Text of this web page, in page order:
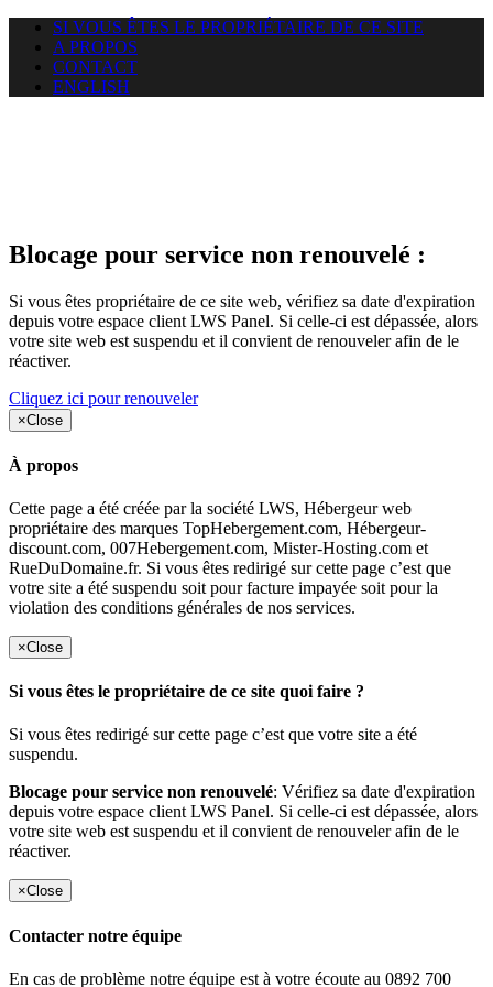
SI VOUS ÊTES LE PROPRIÉTAIRE DE CE SITE
A PROPOS
CONTACT
ENGLISH
Blocage pour service non renouvelé :
Si vous êtes propriétaire de ce site web, vérifiez sa date d'expiration
depuis votre espace client LWS Panel. Si celle-ci est dépassée, alors
votre site web est suspendu et il convient de renouveler afin de le
réactiver.
Cliquez ici pour renouveler
×Close
À propos
Cette page a été créée par la société LWS, Hébergeur web
propriétaire des marques TopHebergement.com, Hébergeur-
discount.com, 007Hebergement.com, Mister-Hosting.com et
RueDuDomaine.fr. Si vous êtes redirigé sur cette page c’est que
votre site a été suspendu soit pour facture impayée soit pour la
violation des conditions générales de nos services.
×Close
Si vous êtes le propriétaire de ce site quoi faire ?
Si vous êtes redirigé sur cette page c’est que votre site a été
suspendu.
Blocage pour service non renouvelé: Vérifiez sa date d'expiration
depuis votre espace client LWS Panel. Si celle-ci est dépassée, alors
votre site web est suspendu et il convient de renouveler afin de le
réactiver.
×Close
Contacter notre équipe
En cas de problème notre équipe est à votre écoute au 0892 700